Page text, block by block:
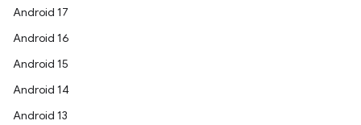
Android 17
Android 16
Android 15
Android 14
Android 13